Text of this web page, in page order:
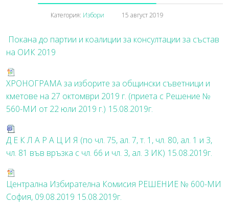
Категория: Избори 15 август 2019
Покана до партии и коалиции за консултации за състав
на ОИК 2019
ХРОНОГРАМА за изборите за общински съветници и
кметове на 27 октомври 2019 г. (приета с Решение №
560-МИ от 22 юли 2019 г.) 15.08.2019г.
Д Е К Л А Р А Ц И Я (по чл. 75, ал. 7, т. 1, чл. 80, ал. 1 и 3,
чл. 81 във връзка с чл. 66 и чл. 3, ал. 3 ИК) 15.08.2019г.
Централна Избирателна Комисия РЕШЕНИЕ № 600-МИ
София, 09.08.2019 15.08.2019г.